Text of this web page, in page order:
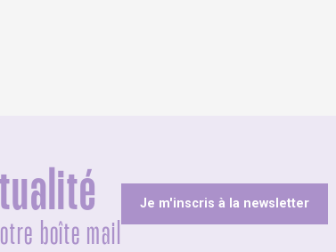
boîte mail
Je m'inscris à la newsletter